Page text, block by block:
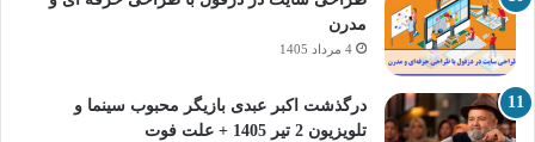
مدرن
4 مرداد 1405
درگذشت اکبر عبدی بازیگر محبوب سینما و
تلویزیون 2 تیر 1405 + علت فوت